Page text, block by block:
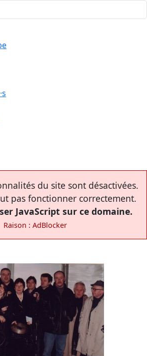
du site sont désactivées.
pas fonctionner correctement.
JavaScript sur ce domaine.
Raison : AdBlocker